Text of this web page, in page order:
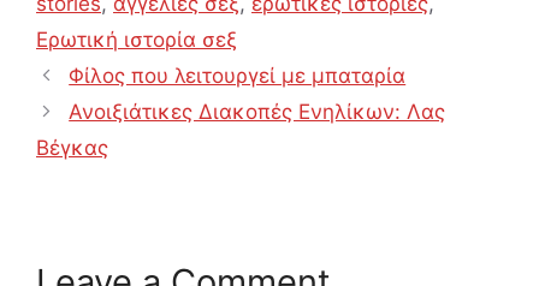
Ερωτική ιστορία σεξ
Φίλος που λειτουργεί με μπαταρία
Ανοιξιάτικες Διακοπές Ενηλίκων: Λας
Βέγκας